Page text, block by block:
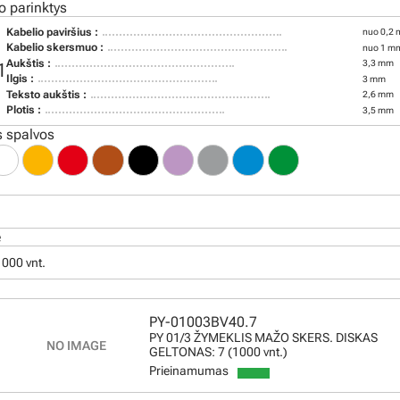
parinktys
Kabelio paviršius : nuo 0,2
Kabelio skersmuo : nuo 1
Aukštis : 3,3 mm
Ilgis : 3 mm
Teksto aukštis : 2,6 mm
Plotis : 3,5 mm
spalvos
vnt.
PY-01003BV40.7
PY 01/3 ŽYMEKLIS MAŽO SKERS. DISKAS
GELTONAS: 7 (1000 vnt.)
Prieinamumas